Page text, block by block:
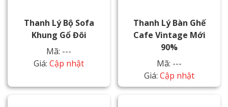
Thanh Lý Bộ Sofa
Khung Gổ Đôi
Mã: ---
Giá: Cập nhật
Thanh Lý Bàn Ghế
Cafe Vintage Mới
90%
Mã: ---
Giá: Cập nhật